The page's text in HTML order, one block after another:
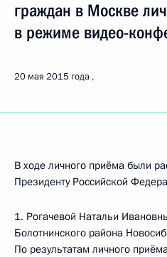
граждан в Москве
в режиме видео-
20 мая 2015 года
В ходе личного приёма были
Президенту Российской
1. Рогачевой Натальи
Болотнинского района
По результатам личного